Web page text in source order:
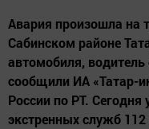
Авария произошла на
Сабинском районе
автомобиля, водитель
сообщили ИА «Татар-
России по РТ.
экстренных служб